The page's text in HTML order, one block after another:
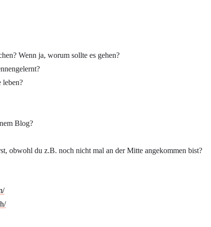
Wenn ja, worum sollte es gehen?
leben?
Blog?
obwohl du z.B. noch nicht mal an der Mitte angekommen bist?